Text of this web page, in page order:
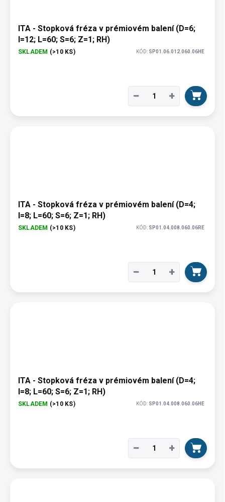
ITA - Stopková fréza v prémiovém balení (D=6;
I=12; L=60; S=6; Z=1; RH)
SKLADEM (>10 KS) KÓD: SP01.06.012.060.06HE
+
−
ITA - Stopková fréza v prémiovém balení (D=4;
I=8; L=60; S=6; Z=1; RH)
SKLADEM (>10 KS) KÓD: SP01.04.008.060.06RE
+
−
ITA - Stopková fréza v prémiovém balení (D=4;
I=8; L=60; S=6; Z=1; RH)
SKLADEM (>10 KS) KÓD: SP01.04.008.060.06HE
+
−